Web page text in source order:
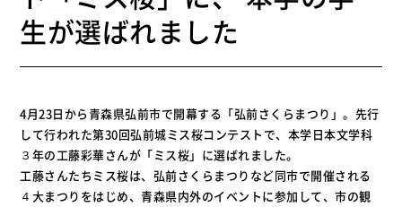
学
生が選ばれました
4月23日から青森県弘前市で開幕する「弘前さくらまつり」。先行
して行われた第30回弘前城ミス桜コンテストで、本学日本文学科
３年の工藤彩華さんが「ミス桜」に選ばれました。
工藤さんたちミス桜は、弘前さくらまつりなど同市で開催される
４大まつりをはじめ、青森県内外のイベントに参加して、市の観